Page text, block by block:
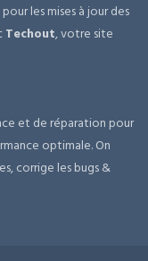
les mises à jour des
Techout, votre site
et de réparation pour
optimale. On
corrige les bugs &